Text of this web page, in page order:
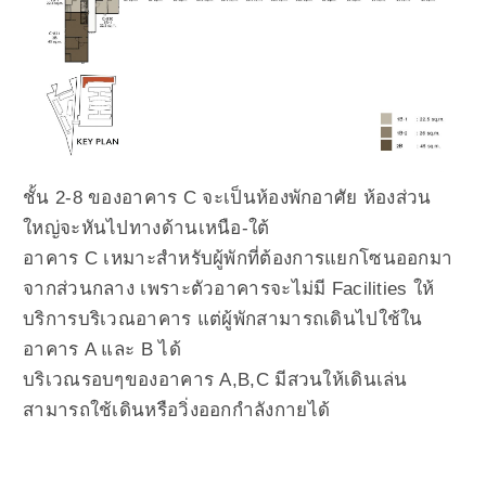
ชั้น 2-8 ของอาคาร C จะเป็นห้องพักอาศัย ห้องส่วน
ใหญ่จะหันไปทางด้านเหนือ-ใต้
อาคาร C เหมาะสำหรับผู้พักที่ต้องการแยกโซนออกมา
จากส่วนกลาง เพราะตัวอาคารจะไม่มี Facilities ให้
บริการบริเวณอาคาร แต่ผู้พักสามารถเดินไปใช้ใน
อาคาร A และ B ได้
บริเวณรอบๆของอาคาร A,B,C มีสวนให้เดินเล่น
สามารถใช้เดินหรือวิ่งออกกำลังกายได้